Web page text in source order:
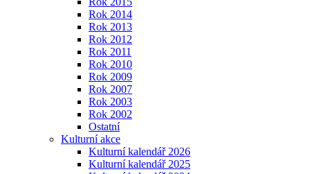
Rok 2014
Rok 2013
Rok 2012
Rok 2011
Rok 2010
Rok 2009
Rok 2007
Rok 2003
Rok 2002
Ostatní
Kulturní akce
Kulturní kalendář 2026
Kulturní kalendář 2025